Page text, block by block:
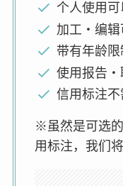
个人使用可
加工・编辑
带有年龄
使用报告
信用标注不
※虽然是可选
用标注，我们